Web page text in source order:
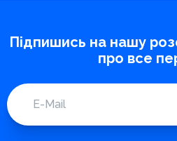
Підпишись на нашу
про все